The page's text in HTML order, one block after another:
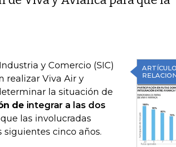
ARTÍCULO
y Comercio (SIC)
realizar Viva Air y
la situación de
de integrar a las dos
las involucradas
siguientes cinco años.